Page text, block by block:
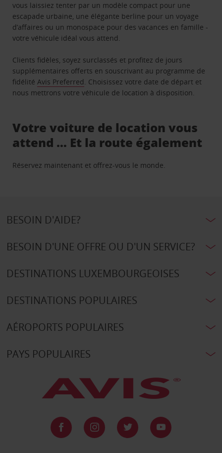
vous laissiez tenter par un modèle compact pour une
escapade urbaine, une élégante berline pour un voyage
d’affaires ou un monospace pour des vacances en famille -
votre véhicule idéal vous attend.
Clients fidèles, soyez surclassés et profitez de jours
supplémentaires offerts en souscrivant au programme de
fidélitéAvis Preferred. Choisissez votre date de départ et
nous mettrons votre véhicule de location à disposition.
Votre voiture de location vous
attend … Et la route également
Réservez maintenant et offrez-vous le monde.
BESOIN D'AIDE?
BESOIN D'UNE OFFRE OU D'UN SERVICE?
DESTINATIONS LUXEMBOURGEOISES
DESTINATIONS POPULAIRES
AÉROPORTS POPULAIRES
PAYS POPULAIRES